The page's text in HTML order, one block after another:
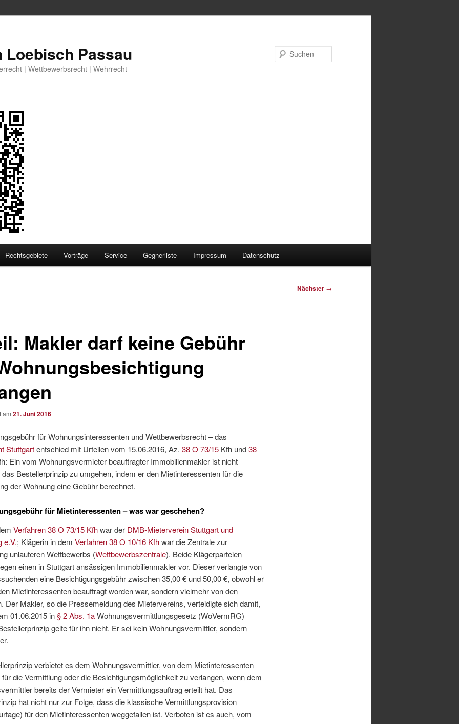
Loebisch Passau
| Wettbewerbsrecht | Wehrrecht
Rechtsgebiete Vorträge Service Gegnerliste Impressum Datenschutz
Nächster →
Makler darf keine Gebühr
am 21. Juni 2016
für Wohnungsinteressenten und Wettbewerbsrecht – das
Stuttgartentschied mit Urteilen vom 15.06.2016, Az. 38 O 73/15Kfh und38
Ein vom Wohnungsvermieter beauftragter Immobilienmakler ist nicht
Bestellerprinzip zu umgehen, indem er den Mietinteressenten für die
der Wohnung eine Gebühr berechnet.
für Mietinteressenten – was war geschehen?
Verfahren 38 O 73/15 Kfhwar der DMB-Mieterverein Stuttgart und
e.V.; Klägerin in dem Verfahren 38 O 10/16 Kfhwar die Zentrale zur
unlauteren Wettbewerbs (Wettbewerbszentrale). Beide Klägerparteien
einen in Stuttgart ansässigen Immobilienmakler vor. Dieser verlangte von
eine Besichtigungsgebühr zwischen 35,00 € und 50,00 €, obwohl er
Mietinteressenten beauftragt worden war, sondern vielmehr von den
Der Makler, so die Pressemeldung des Mietervereins, verteidigte sich damit,
01.06.2015 in§ 2 Abs. 1aWohnungsvermittlungsgesetz (WoVermRG)
gelte für ihn nicht. Er sei kein Wohnungsvermittler, sondern
verbietet es dem Wohnungsvermittler, von dem Mietinteressenten
die Vermittlung oder die Besichtigungsmöglichkeit zu verlangen, wenn dem
bereits der Vermieter ein Vermittlungsauftrag erteilt hat. Das
hat nicht nur zur Folge, dass die klassische Vermittlungsprovision
für den Mietinteressenten weggefallen ist. Verboten ist es auch, vom